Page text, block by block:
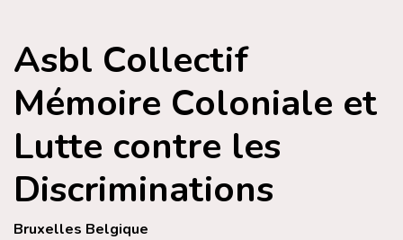
Asbl Collectif
Mémoire Coloniale et
Lutte contre les
Discriminations
Bruxelles Belgique